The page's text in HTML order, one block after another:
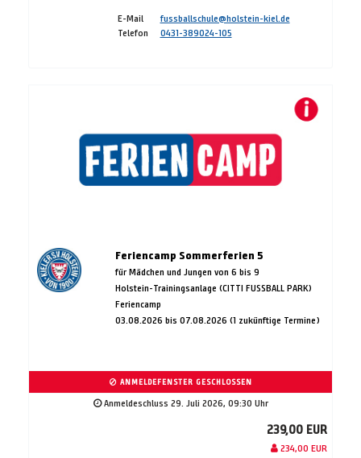
E-Mail
fussballschule@holstein-kiel.de
Telefon
0431-389024-105
Feriencamp Sommerferien 5
für Mädchen und Jungen von 6 bis 9
Holstein-Trainingsanlage (CITTI FUSSBALL PARK)
Feriencamp
03.08.2026 bis 07.08.2026 (1 zukünftige Termine)
ANMELDEFENSTER GESCHLOSSEN
Anmeldeschluss 29. Juli 2026, 09:30 Uhr
239,00 EUR
234,00 EUR